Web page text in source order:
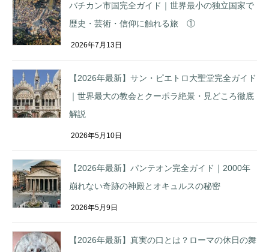
バチカン市国完全ガイド｜世界最小の独立国家で
歴史・芸術・信仰に触れる旅 ①
2026年7月13日
【2026年最新】サン・ピエトロ大聖堂完全ガイド
｜世界最大の教会とクーポラ絶景・見どころ徹底
解説
2026年5月10日
【2026年最新】パンテオン完全ガイド｜2000年
崩れない奇跡の神殿とオキュルスの秘密
2026年5月9日
【2026年最新】真実の口とは？ローマの休日の舞